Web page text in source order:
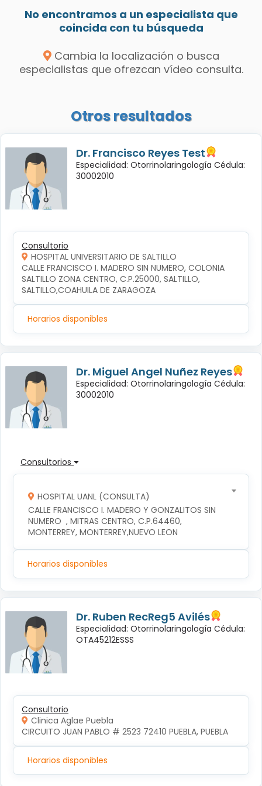
No encontramos a un especialista que
coincida con tu búsqueda
Cambia la localización o busca
especialistas que ofrezcan vídeo consulta.
Otros resultados
Dr. Francisco Reyes Test
Especialidad: Otorrinolaringología Cédula:
30002010
Consultorio
HOSPITAL UNIVERSITARIO DE SALTILLO
CALLE FRANCISCO I. MADERO SIN NUMERO, COLONIA
SALTILLO ZONA CENTRO, C.P.25000, SALTILLO,
SALTILLO,COAHUILA DE ZARAGOZA
Horarios disponibles
Dr. Miguel Angel Nuñez Reyes
Especialidad: Otorrinolaringología Cédula:
30002010
Consultorios
HOSPITAL UANL (CONSULTA)
CALLE FRANCISCO I. MADERO Y GONZALITOS SIN
NUMERO  , MITRAS CENTRO, C.P.64460,
MONTERREY, MONTERREY,NUEVO LEON
Horarios disponibles
Dr. Ruben RecReg5 Avilés
Especialidad: Otorrinolaringología Cédula:
OTA45212ESSS
Consultorio
Clinica Aglae Puebla
CIRCUITO JUAN PABLO # 2523 72410 PUEBLA, PUEBLA
Horarios disponibles